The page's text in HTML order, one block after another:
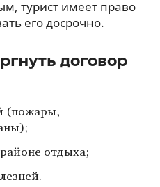
турист имеет право
его досрочно.
договор
(пожары,
отдыха;